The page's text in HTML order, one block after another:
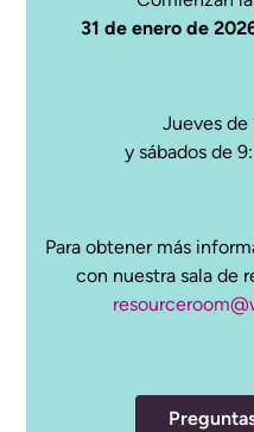
31 de enero de
Jueves
y sábados de
Para obtener más
con nuestra sala de